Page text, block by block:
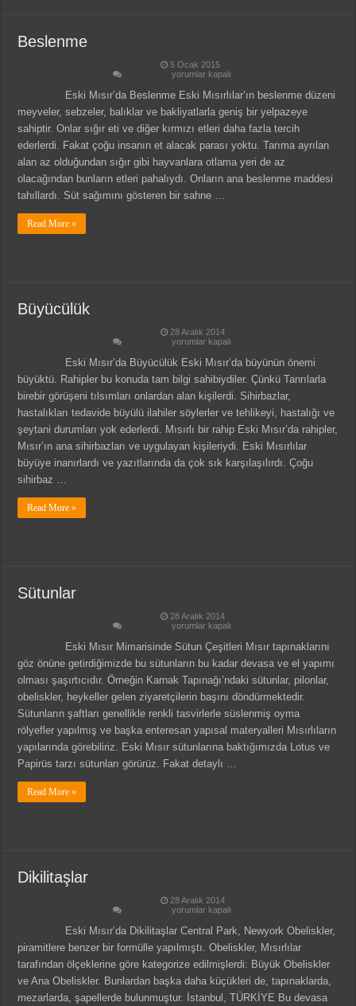
Beslenme
5 Ocak 2015
Beslenme
yorumlar kapalı
Eski Mısır’da Beslenme Eski Mısırlılar’ın beslenme düzeni
meyveler, sebzeler, balıklar ve bakliyatlarla geniş bir yelpazeye
sahiptir. Onlar sığır eti ve diğer kırmızı etleri daha fazla tercih
ederlerdi. Fakat çoğu insanın et alacak parası yoktu. Tarıma ayrılan
alan az olduğundan sığır gibi hayvanlara otlama yeri de az
olacağından bunların etleri pahalıydı. Onların ana beslenme maddesi
tahıllardı. Süt sağımını gösteren bir sahne …
Read More »
Büyücülük
28 Aralık 2014
Büyücülük
yorumlar kapalı
Eski Mısır’da Büyücülük Eski Mısır’da büyünün önemi
büyüktü. Rahipler bu konuda tam bilgi sahibiydiler. Çünkü Tanrılarla
birebir görüşeni tılsımları onlardan alan kişilerdi. Sihirbazlar,
hastalıkları tedavide büyülü ilahiler söylerler ve tehlikeyi, hastalığı ve
şeytani durumları yok ederlerdi. Mısırlı bir rahip Eski Mısır’da rahipler,
Mısır’ın ana sihirbazları ve uygulayan kişileriydi. Eski Mısırlılar
büyüye inanırlardı ve yazıtlarında da çok sık karşılaşılırdı. Çoğu
sihirbaz …
Read More »
Sütunlar
28 Aralık 2014
Sütunlar
yorumlar kapalı
Eski Mısır Mimarisinde Sütun Çeşitleri Mısır tapınaklarını
göz önüne getirdiğimizde bu sütunların bu kadar devasa ve el yapımı
olması şaşırtıcıdır. Örneğin Karnak Tapınağı’ndaki sütunlar, pilonlar,
obeliskler, heykeller gelen ziyaretçilerin başını döndürmektedir.
Sütunların şaftları genellikle renkli tasvirlerle süslenmiş oyma
rölyefler yapılmış ve başka enteresan yapısal materyalleri Mısırlıların
yapılarında görebiliriz. Eski Mısır sütunlarına baktığımızda Lotus ve
Papirüs tarzı sütunları görürüz. Fakat detaylı …
Read More »
Dikilitaşlar
28 Aralık 2014
Dikilitaşlar
yorumlar kapalı
Eski Mısır’da Dikilitaşlar Central Park, Newyork Obeliskler,
piramitlere benzer bir formülle yapılmıştı. Obeliskler, Mısırlılar
tarafından ölçeklerine göre kategorize edilmişlerdi: Büyük Obeliskler
ve Ana Obeliskler. Bunlardan başka daha küçükleri de, tapınaklarda,
mezarlarda, şapellerde bulunmuştur. İstanbul, TÜRKİYE Bu devasa